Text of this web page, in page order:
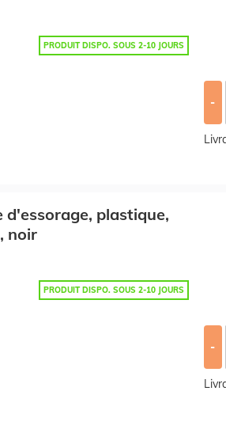
PRODUIT DISPO. SOUS 2-10 JOURS
-
d'essorage, plastique,
noir
PRODUIT DISPO. SOUS 2-10 JOURS
-